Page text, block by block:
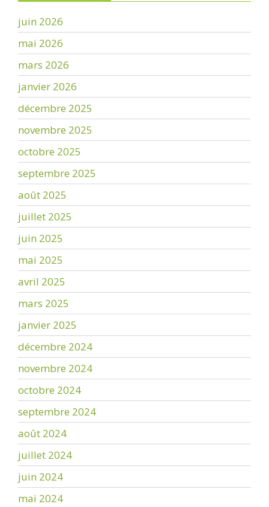
juin 2026
mai 2026
mars 2026
janvier 2026
décembre 2025
novembre 2025
octobre 2025
septembre 2025
août 2025
juillet 2025
juin 2025
mai 2025
avril 2025
mars 2025
janvier 2025
décembre 2024
novembre 2024
octobre 2024
septembre 2024
août 2024
juillet 2024
juin 2024
mai 2024